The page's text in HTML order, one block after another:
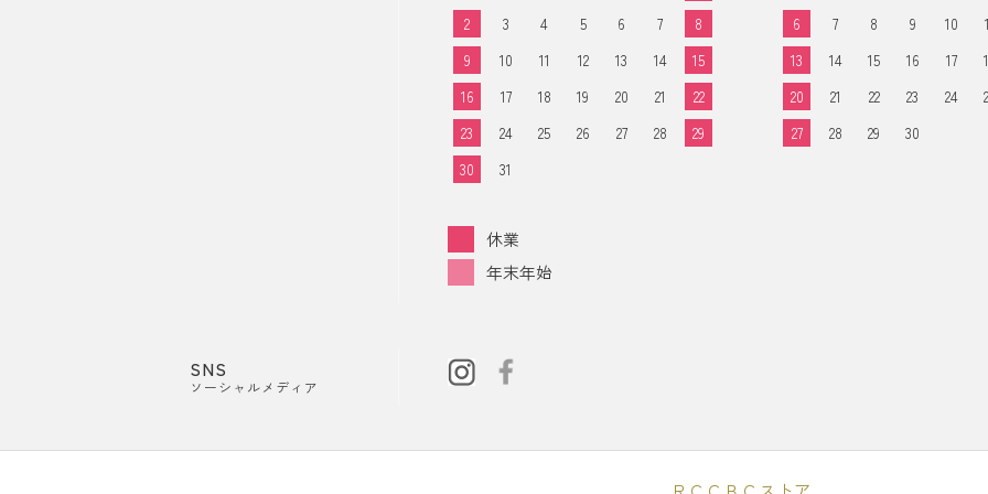
2
3 4 5 6 7
8
9
10 11 12 13 14
15
16
17 18 19 20 21
22
23
24 25 26 27 28
29
30
31
6
7 8 9 10
13
14 15 16 17
20
21 22 23 24
27
28 29 30
休業
年末年始
SNS
ソーシャルメディア